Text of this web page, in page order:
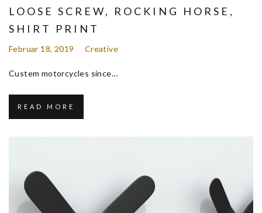
LOOSE SCREW, ROCKING HORSE,
SHIRT PRINT
Februar 18, 2019 Creative
Custem motorcycles since…
READ MORE